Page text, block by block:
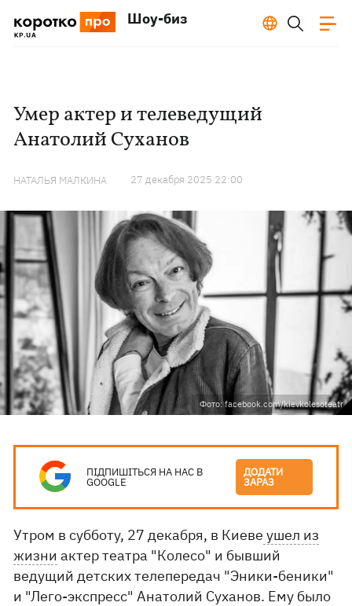
Шоу-биз
Умер актер и телеведущий
Анатолий Суханов
НАТАЛЬЯ МАЛКИНА 27 декабря 2025 22:00
Фото: facebook.com/kievkolesoteatr
ПІДПИШІТЬСЯ НА НАС В
GOOGLE
ДОДАТИ
ЗАРАЗ
Утром в субботу, 27 декабря, в Киеве ушел из
жизни актер театра "Колесо" и бывший
ведущий детских телепередач "Эники-беники"
и "Лего-экспресс" Анатолий Суханов. Ему было